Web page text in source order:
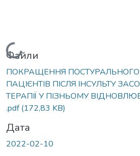
Вантажиться...
Файли
ПОКРАЩЕННЯ
ПАЦІЄНТІВ ПІСЛЯ ІНСУЛЬТУ
ТЕРАПІЇ У ПІЗНЬОМУ
.pdf(172,83 KB)
Дата
2022-02-10